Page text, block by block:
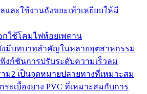
และใช้งานถังขยะเท้าเหยียบให้มี
กใช้โคมไฟห้อยเพดาน
งมีบทบาทสำคัญในหลายอุตสาหกรรม
ฟังก์ชันการปรับระดับความเร็วลม
ม2 เป็นจุดหมายปลายทางที่เหมาะสม
ระเบื้องยาง PVC ที่เหมาะสมกับการ